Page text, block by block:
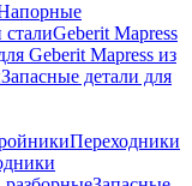
Geberit Mapress
Geberit Mapress из
Запасные детали для
Переходники